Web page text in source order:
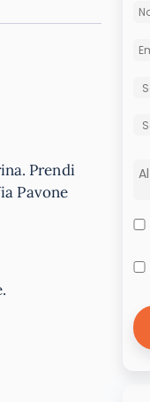
Prendi
Pavone